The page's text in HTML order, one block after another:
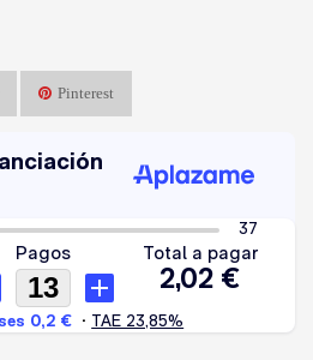
Pinterest